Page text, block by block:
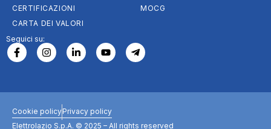
CERTIFICAZIONI
CARTA DEI VALORI
MOCG
Seguici su:
Cookie policyPrivacy policy
Elettrolazio S.p.A. © 2025 – All rights reserved